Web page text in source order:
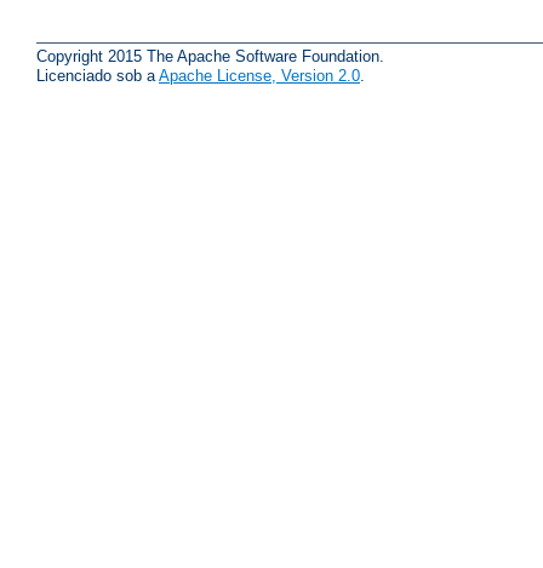
Copyright 2015 The Apache Software Foundation.
Licenciado sob a Apache License, Version 2.0